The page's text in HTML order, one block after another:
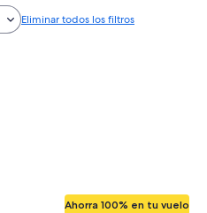
Eliminar todos los filtros
Ahorra 100% en tu vuelo